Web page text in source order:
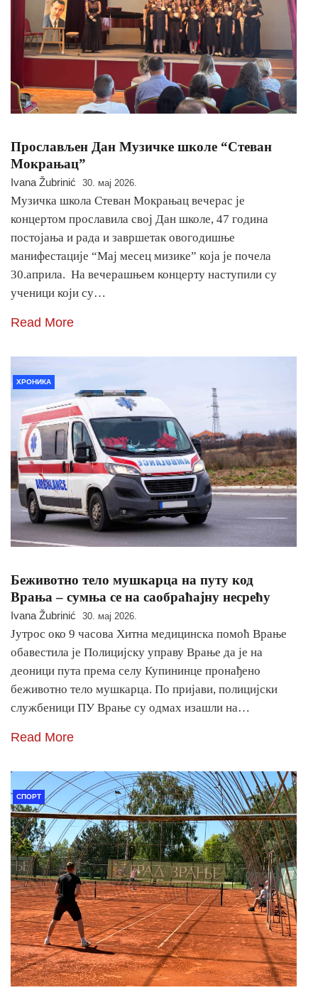
Прослављен Дан Музичке школе “Стеван
Мокрањац”
Ivana Žubrinić 30. мај 2026.
Музичка школа Стеван Мокрањац вечерас је
концертом прославила свој Дан школе, 47 година
постојања и рада и завршетак овогодишње
манифестације “Мај месец мизике” која је почела
30.априла. На вечерашњем концерту наступили су
ученици који су…
Read More
ХРОНИКА
Беживотно тело мушкарца на путу код
Врања – сумња се на саобраћајну несрећу
Ivana Žubrinić 30. мај 2026.
Јутрос око 9 часова Хитна медицинска помоћ Врање
обавестила је Полицијску управу Врање да је на
деоници пута према селу Купининце пронађено
беживотно тело мушкарца. По пријави, полицијски
службеници ПУ Врање су одмах изашли на…
Read More
СПОРТ